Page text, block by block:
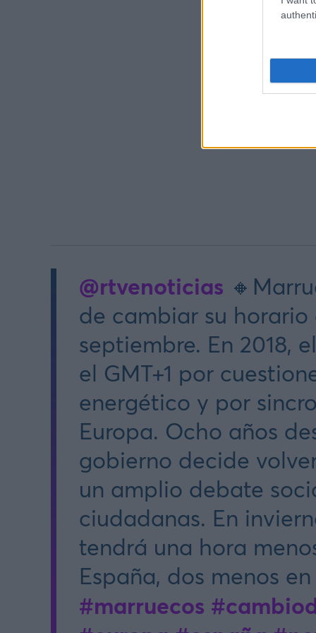
@rtvenoticias
de cambiar su horario
septiembre. En 2018,
el GMT+1 por
energético y por
Europa. Ocho años
gobierno decide
un amplio debate
ciudadanas. En
tendrá una hora
España, dos menos
#marruecos